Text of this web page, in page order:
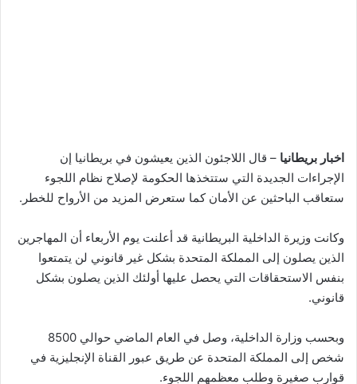
اخبار بريطانيا – قال اللاجئون الذين يعيشون في بريطانيا إن
الإجراءات الجديدة التي ستتخذها الحكومة لإصلاح نظام اللجوء
ستعاقب الباحثين عن الأمان كما ستعرض المزيد من الأرواح للخطر.
وكانت وزيرة الداخلية البريطانية قد أعلنت يوم الأربعاء أن المهاجرين
الذين يصلون إلى المملكة المتحدة بشكل غير قانوني لن يتمتعوا
بنفس الاستحقاقات التي يحصل عليها أولئك الذين يصلون بشكل
قانوني.
وبحسب وزارة الداخلية، وصل في العام الماضي حوالي 8500
شخص إلى المملكة المتحدة عن طريق عبور القناة الإنجليزية في
قوارب صغيرة وطلب معظمهم اللجوء.